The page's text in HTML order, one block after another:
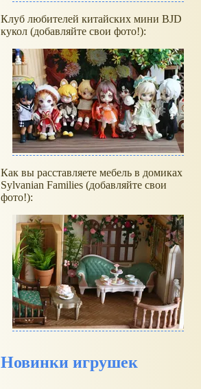
Клуб любителей китайских мини BJD
кукол (добавляйте свои фото!):
Как вы расставляете мебель в домиках
Sylvanian Families (добавляйте свои
фото!):
Новинки игрушек